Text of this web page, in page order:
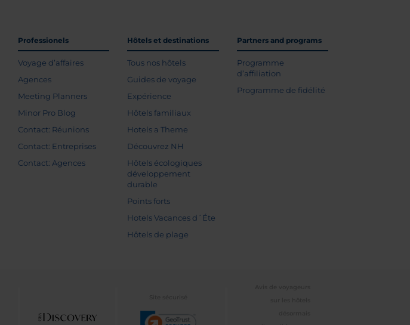
Professionels
Voyage d’affaires
Agences
Meeting Planners
Minor Pro Blog
Contact: Réunions
Contact: Entreprises
Contact: Agences
Hôtels et destinations
Tous nos hôtels
Guides de voyage
Expérience
Hôtels familiaux
Hotels a Theme
Découvrez NH
Hôtels écologiques
développement
durable
Points forts
Hotels Vacances d´Éte
Hôtels de plage
Partners and programs
Programme
d’affiliation
Programme de fidélité